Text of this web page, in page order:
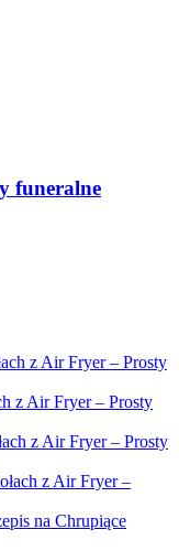
funeralne
z Air Fryer – Prosty
z Air Fryer – Prosty
z Air Fryer – Prosty
z Air Fryer –
na Chrupiące